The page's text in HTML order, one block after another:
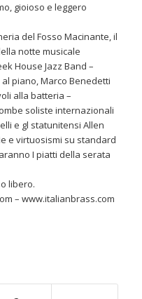
gioioso e leggero
del Fosso Macinante, il
notte musicale
House Jazz Band –
piano, Marco Benedetti
alla batteria –
soliste internazionali
e gl statunitensi Allen
e virtuosismi su standard
I piatti della serata
libero.
– www.italianbrass.com